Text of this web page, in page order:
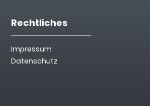
Rechtliches
Impressum
Datenschutz